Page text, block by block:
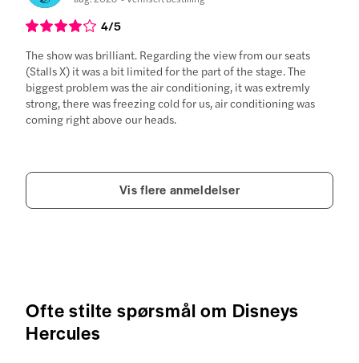
4/5
The show was brilliant. Regarding the view from our seats
(Stalls X) it was a bit limited for the part of the stage. The
biggest problem was the air conditioning, it was extremly
strong, there was freezing cold for us, air conditioning was
coming right above our heads.
Vis flere anmeldelser
Ofte stilte spørsmål om Disneys
Hercules